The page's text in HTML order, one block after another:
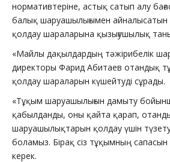
нормативтеріне, астық сатып алу
балық шаруашылығымен
қолдау шараларына қызығушылық
«Майлы дақылдардың тәжірибелік
директоры Фарид Абитаев отандық
қолдау шараларын күшейтуді сұрады.
«Тұқым шаруашылығын дамыту
қабылданды, оны қайта қарап,
шаруашылықтарын қолдау үшін
боламыз. Бірақ сіз тұқымның сапасын
керек.